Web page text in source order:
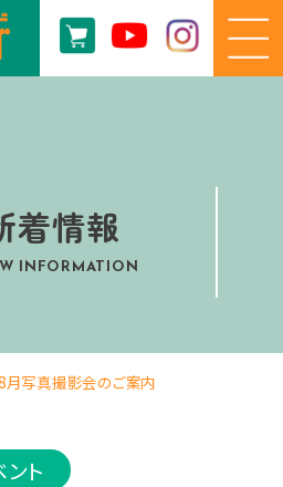
着情報
INFORMATION
月写真撮影会のご案内
ト